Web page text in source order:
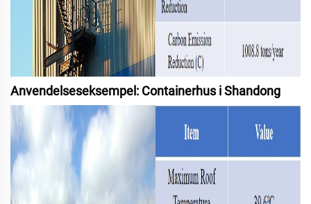
Anvendelseseksempel: Containerhus i Shandong